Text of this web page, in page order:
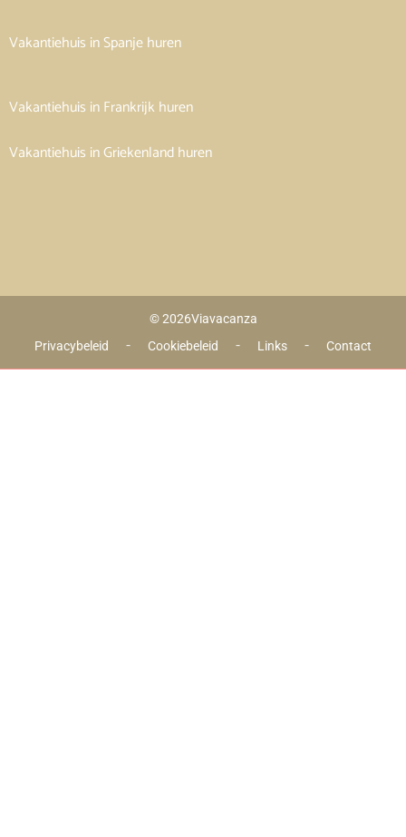
Vakantiehuis in Spanje huren
Vakantiehuis in Frankrijk huren
Vakantiehuis in Griekenland huren
© 2026Viavacanza
Privacybeleid
- Cookiebeleid - Links - Contact